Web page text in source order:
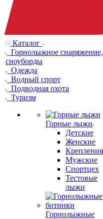
Каталог
Горнолыжное снаряжение,
сноуборды
Одежда
Водный спорт
Подводная охота
Туризм
Горные лыжи
Детские
Женские
Крепления
Мужские
Спортцех
Тестовые
лыжи
Горнолыжные